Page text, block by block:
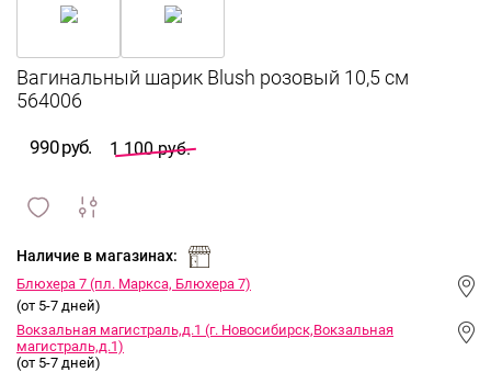
990 руб. 1 100 руб.
и
Наличие в магазинах:
Блюхера 7 (пл. Маркса, Блюхера 7)
(от 5-7 дней)
Вокзальная магистраль,д.1 (г. Новосибирск,Вокзальная
магистраль,д.1)
(от 5-7 дней)